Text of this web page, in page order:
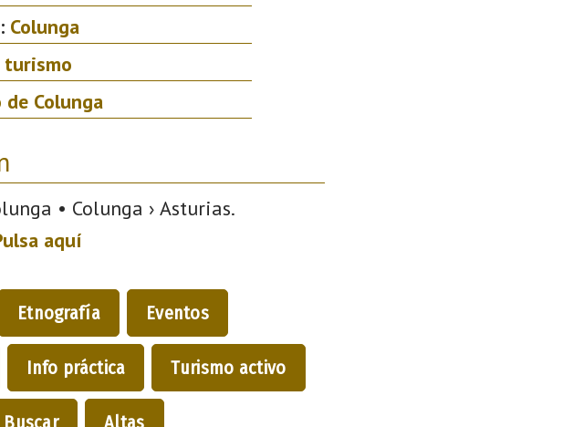
Colunga
turismo
Colunga
• Colunga › Asturias.
aquí
Etnografía Eventos
Info práctica Turismo activo
Buscar Altas